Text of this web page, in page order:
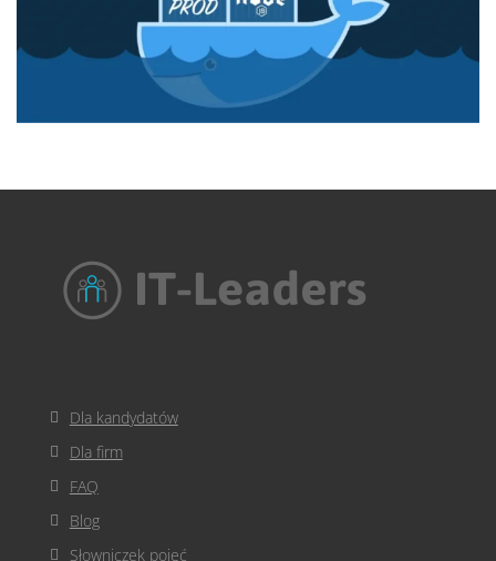
Dla kandydatów
Dla firm
FAQ
Blog
Słowniczek pojęć